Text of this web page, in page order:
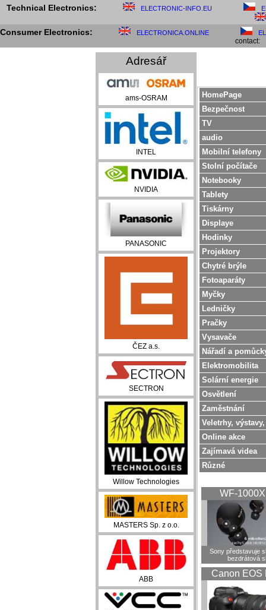
Technical Electronics: ELECTRONIC-INFO.EU
Consumer Electronics: ELECTRONICA.ONLINE
contact:
Adresář
ams-OSRAM
INTEL
NVIDIA
PANASONIC
ČEZ a.s.
SECTRON
Willow Technologies
MASTERS Sp. z o.o.
ABB
HomePage
Bezpečnost
TV
audio
Mobilní telefony
Stolní počítače
Notebooky
Tablety
Tiskárny
Displaye
Hodinky
Projektory
Chytré brýle
Fotoaparáty
Myčky
Ledničky
Pračky
Vysavače
Nářadí a
Elektromobilita
Solární energie
Osvětlení
Zaměstnání
Veletrhy,
Online akce
Zajímavá videa
Různé
WF-
Sony představuje
bezdrátová
Canon EOS